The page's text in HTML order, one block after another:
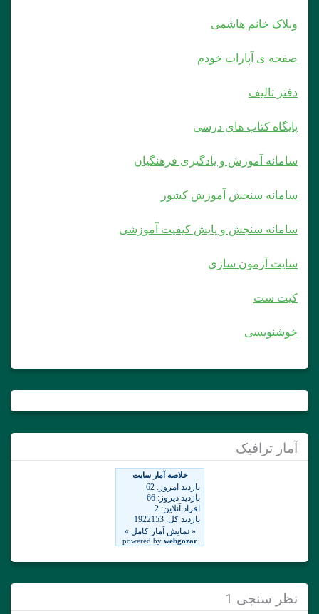
وبلاک خانم هاشمی
صفحه ی آپارات خودم
دفتر تالیف
پایگاه کتاب های درسی
سامانه آموزش و یادگیری فرهنگیان
سامانه سنجش آموزش کشور
سامانه سنجش و پایش کیفیت آموزشی
سایت آزمون سازی
کیت ست
خوشنویسی
آمار ترافیک
نظر سنجی 1